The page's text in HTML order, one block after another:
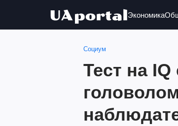
Экономика
Социум
Тест на